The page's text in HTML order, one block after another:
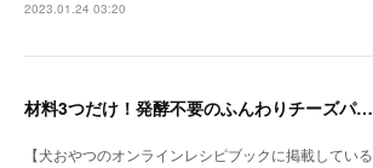
2023.01.24 03:20
材料3つだけ！発酵不要のふんわりチーズパン（手作り犬おやつレシピ）
【犬おやつのオンラインレシピブックに掲載している